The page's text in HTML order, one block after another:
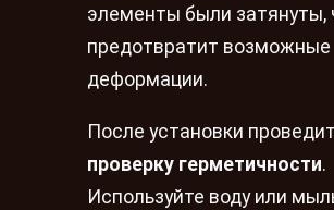
элементы были затянуты,
предотвратит возможные
деформации.
После установки
проверку герметичности.
Используйте воду или